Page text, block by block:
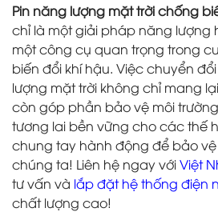
Pin năng lượng mặt trời chống
chỉ là một giải pháp năng lượng
một công cụ quan trọng trong
biến đổi khí hậu. Việc chuyển
lượng mặt trời không chỉ mang
còn góp phần bảo vệ môi
tương lai bền vững cho các thế
chung tay hành động để bảo
chúng ta! Liên hệ ngay vớiViệt
tư vấn và lắp đặt hệ thống điện
chất lượng cao!